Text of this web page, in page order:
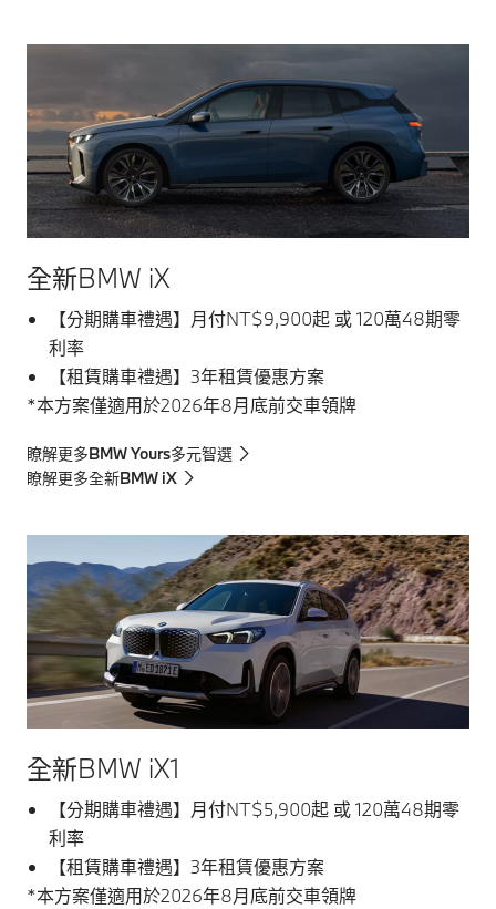
全新BMW iX
【分期購車禮遇】月付NT$9,900起 或 120萬48期零
利率
【租賃購車禮遇】3年租賃優惠方案
*本方案僅適用於2026年8月底前交車領牌
瞭解更多BMW Yours多元智選
瞭解更多全新BMW iX
全新BMW iX1
【分期購車禮遇】月付NT$5,900起 或 120萬48期零
利率
【租賃購車禮遇】3年租賃優惠方案
*本方案僅適用於2026年8月底前交車領牌